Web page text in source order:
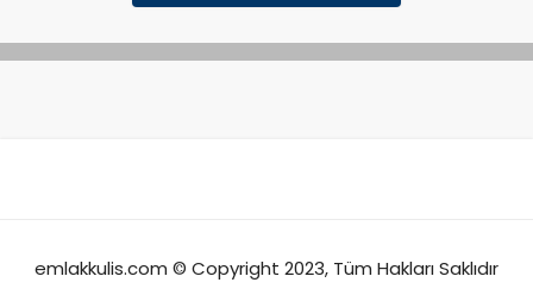
emlakkulis.com © Copyright 2023, Tüm Hakları Saklıdır